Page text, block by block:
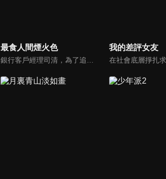
最食人間煙火色
銀行客戶經理司清，為了追回一筆不良貸款，和傳統手藝匠人景琛初次相遇。互相看不順眼的兩人，在司清生日那天因為景琛一碗冬至習俗的甜酒雞蛋，被司清誤認為是生日唯一的溫暖，衝動之下提出結婚，景琛則因為司清手中握有另外半卷題跋，進而答應她的求婚...
我的差評女友